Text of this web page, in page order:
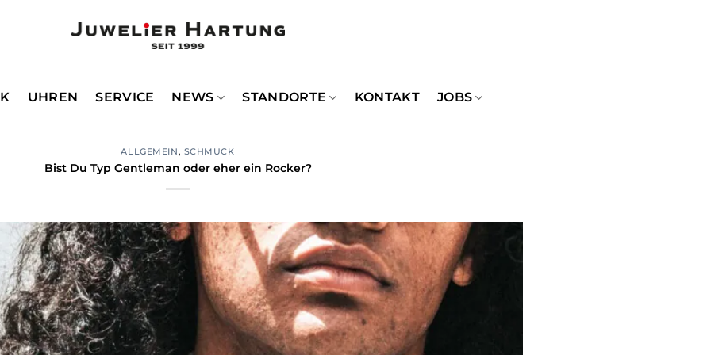
UHREN SERVICE NEWS STANDORTE KONTAKT JOBS
ALLGEMEIN, SCHMUCK
Bist Du Typ Gentleman oder eher ein Rocker?